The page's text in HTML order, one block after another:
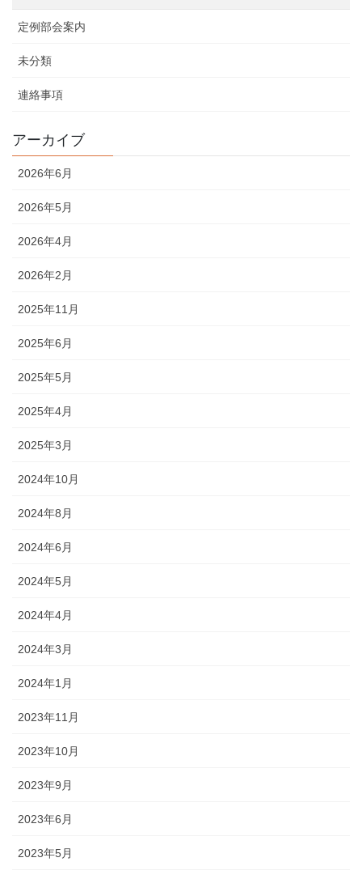
定例部会案内
未分類
連絡事項
アーカイブ
2026年6月
2026年5月
2026年4月
2026年2月
2025年11月
2025年6月
2025年5月
2025年4月
2025年3月
2024年10月
2024年8月
2024年6月
2024年5月
2024年4月
2024年3月
2024年1月
2023年11月
2023年10月
2023年9月
2023年6月
2023年5月